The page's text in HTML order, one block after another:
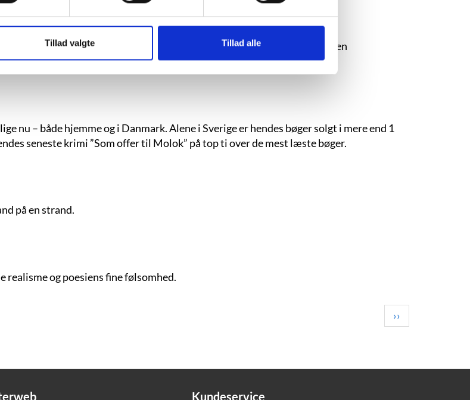
Tillad valgte Tillad alle
et utal af priser og anerkendelser for sine bøger. Da han trådte ind i den
og tempo, der adskilte sig fra mængden.
nu – både hjemme og i Danmark. Alene i Sverige er hendes bøger solgt i mere end 1
seneste krimi ”Som offer til Molok” på top ti over de mest læste bøger.
på en strand.
og poesiens fine følsomhed.
Next
page
››
Kundeservice